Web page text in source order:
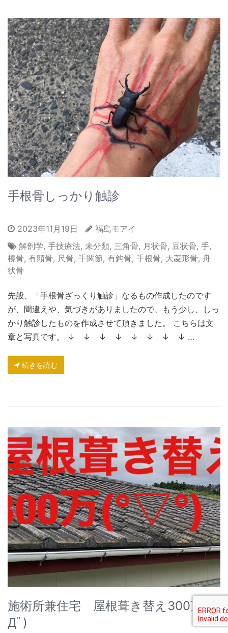
手根骨しっかり触診
2023年11月19日
福島モアイ
解剖学, 手技療法, 未分類, 三角骨, 月状骨, 豆状骨, 手,
橈骨, 有頭骨, 尺骨, 手関節, 有鈎骨, 手根骨, 大菱形骨, 舟
状骨
先般、「手根骨ざっくり触診」なるもの作成したのです
が、間違えや、気づきがありましたので、もう少し、しっ
かり触診したものを作成させて頂きました。 こちらは文
章と写真です。 ↓ ↓ ↓ ↓ ↓ ↓ ↓ ↓ …
続きを読む
施術所兼住宅 屋根葺き替え300万( ﾟ
Дﾟ)